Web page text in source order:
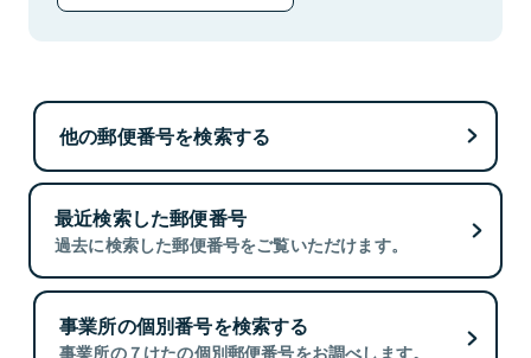
他の郵便番号を検索する
最近検索した郵便番号
過去に検索した郵便番号をご覧いただけます。
事業所の個別番号を検索する
事業所の７けたの個別郵便番号をお調べします。